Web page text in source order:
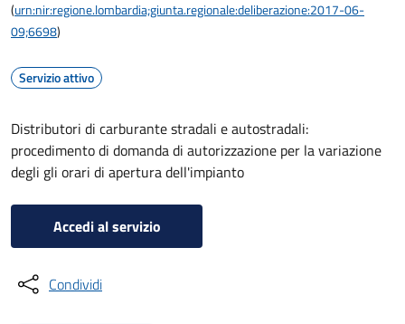
(urn:nir:regione.lombardia;giunta.regionale:deliberazione:2017-06-
09;6698)
Servizio attivo
Distributori di carburante stradali e autostradali:
procedimento di domanda di autorizzazione per la variazione
degli gli orari di apertura dell'impianto
Accedi al servizio
Condividi